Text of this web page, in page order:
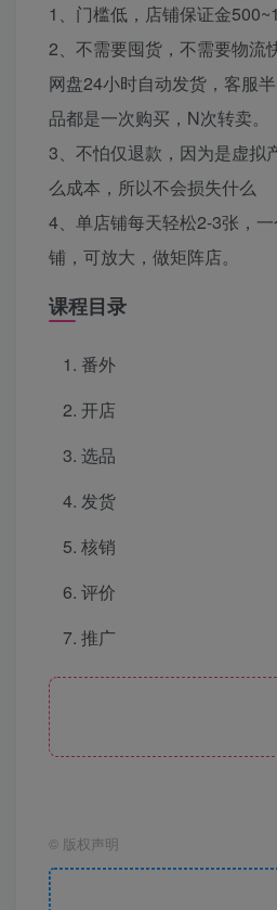
1、门槛低，店铺保证金
2、不需要囤货，不需要物流
网盘24小时自动发货，客服
品都是一次购买，N次转卖。
3、不怕仅退款，因为是虚拟
么成本，所以不会损失什么
4、单店铺每天轻松2-3张，
铺，可放大，做矩阵店。
课程目录
番外
开店
选品
发货
核销
评价
推广
© 版权声明